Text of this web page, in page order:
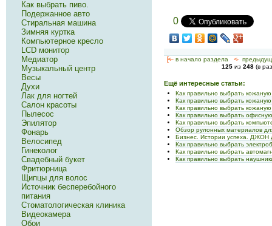
0
[<— в начало раздела <-
125 из 248 (в
Ещё интересные статьи:
Как правильно выбрать
Как правильно выбрать
Как правильно выбрать
Как правильно выбрать
Как правильно выбрать
Обзор рулонных материалов
Бизнес. Истории успеха.
Как правильно выбрать
Как правильно выбрать
Как правильно выбрать
Как выбрать пиво.
Подержанное авто
Стиральная машина
Зимняя куртка
Компьютерное кресло
LCD монитор
Медиатор
Музыкальный центр
Весы
Духи
Лак для ногтей
Салон красоты
Пылесос
Эпилятор
Фонарь
Велосипед
Гинеколог
Свадебный букет
Фритюрница
Щипцы для волос
Источник бесперебойного
питания
Стоматологическая клиника
Видеокамера
Обои